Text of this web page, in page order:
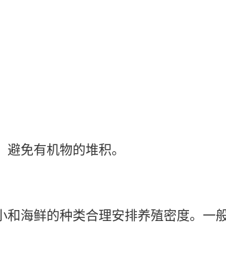
免有机物的堆积。
海鲜的种类合理安排养殖密度。一